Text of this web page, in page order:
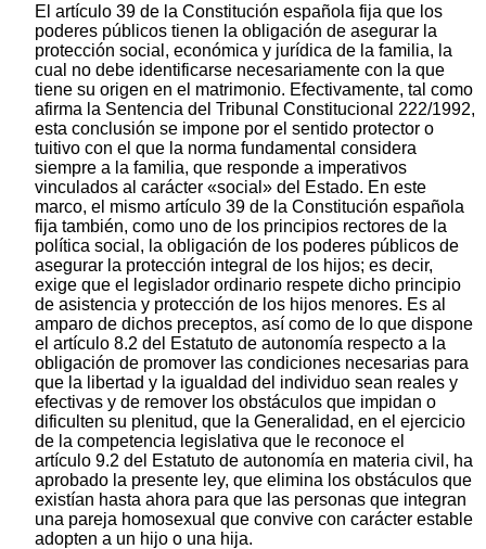
El artículo 39 de la Constitución española fija que los
poderes públicos tienen la obligación de asegurar la
protección social, económica y jurídica de la familia, la
cual no debe identificarse necesariamente con la que
tiene su origen en el matrimonio. Efectivamente, tal como
afirma la Sentencia del Tribunal Constitucional 222/1992,
esta conclusión se impone por el sentido protector o
tuitivo con el que la norma fundamental considera
siempre a la familia, que responde a imperativos
vinculados al carácter «social» del Estado. En este
marco, el mismo artículo 39 de la Constitución española
fija también, como uno de los principios rectores de la
política social, la obligación de los poderes públicos de
asegurar la protección integral de los hijos; es decir,
exige que el legislador ordinario respete dicho principio
de asistencia y protección de los hijos menores. Es al
amparo de dichos preceptos, así como de lo que dispone
el artículo 8.2 del Estatuto de autonomía respecto a la
obligación de promover las condiciones necesarias para
que la libertad y la igualdad del individuo sean reales y
efectivas y de remover los obstáculos que impidan o
dificulten su plenitud, que la Generalidad, en el ejercicio
de la competencia legislativa que le reconoce el
artículo 9.2 del Estatuto de autonomía en materia civil, ha
aprobado la presente ley, que elimina los obstáculos que
existían hasta ahora para que las personas que integran
una pareja homosexual que convive con carácter estable
adopten a un hijo o una hija.